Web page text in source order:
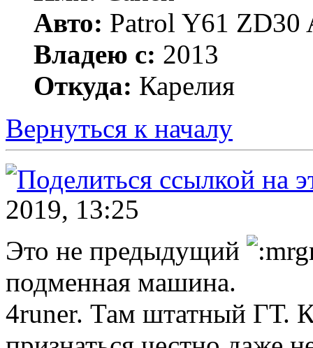
Авто: Patrol Y61 ZD30
Владею с: 2013
Откуда: Карелия
Вернуться к началу
2019, 13:25
Это не предыдущий
подменная машина.
4runer. Там штатный ГТ.